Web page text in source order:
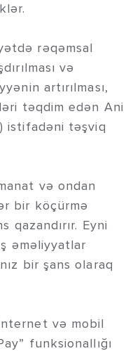
rəqəmsal
və
artırılması,
təqdim edən Ani
istifadəni təşviq
və ondan
bir köçürmə
qazandırır. Eyni
əməliyyatlar
bir şans olaraq
və mobil
funksionallığı